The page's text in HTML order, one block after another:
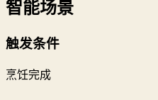
智能场景
触发条件
烹饪完成